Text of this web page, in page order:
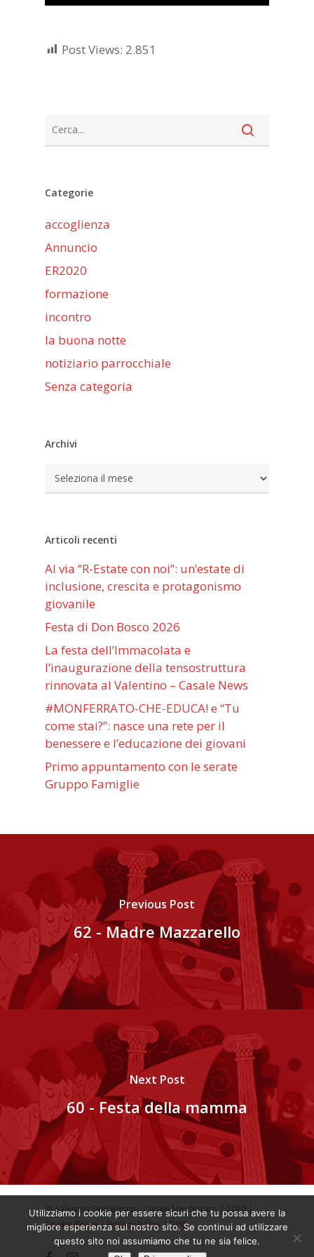
Post Views: 2.851
Categorie
accoglienza
Annuncio
ER2020
formazione
incontro
la buona notte
notiziario parrocchiale
Senza categoria
Archivi
Archivi
Articoli recenti
Al via “R-Estate con noi”: un’estate di
inclusione, crescita e protagonismo
giovanile
Festa di Don Bosco 2026
La festa dell’Immacolata e
l’inaugurazione della tensostruttura
rinnovata al Valentino – Casale News
#MONFERRATO-CHE-EDUCA! e “Tu
come stai?”: nasce una rete per il
benessere e l’educazione dei giovani
Primo appuntamento con le serate
Gruppo Famiglie
Previous Post
62 - Madre Mazzarello
Next Post
60 - Festa della mamma
ⓒ Salesiani Don Bosco - Casale Monferrato | 2020 |
Cookie Policy|Privacy Policy|DPO
Utilizziamo i cookie per essere sicuri che tu possa avere la
migliore esperienza sul nostro sito. Se continui ad utilizzare
questo sito noi assumiamo che tu ne sia felice.